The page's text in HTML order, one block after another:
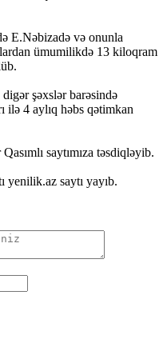
E.Nəbizadə və onunla
ümumilikdə 13 kiloqram
şəxslər barəsində
ilə 4 aylıq həbs qətimkan
saytımıza təsdiqləyib.
yenilik.az saytı yayıb.